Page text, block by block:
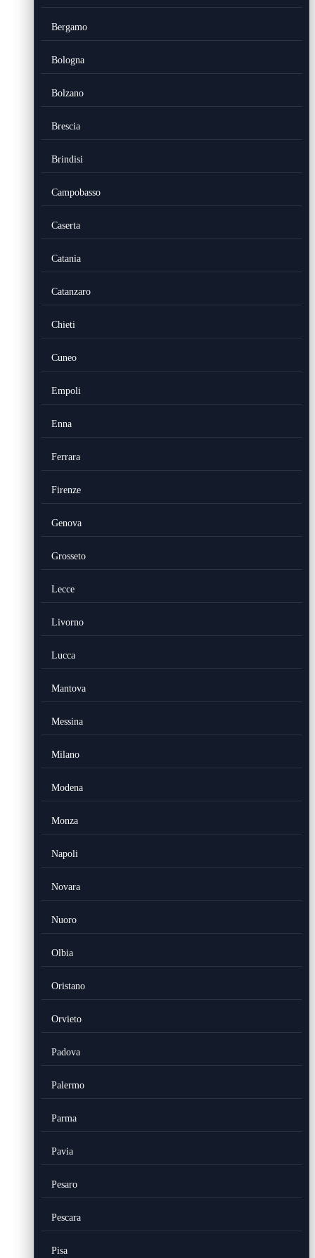
Bergamo
Bologna
Bolzano
Brescia
Brindisi
Campobasso
Caserta
Catania
Catanzaro
Chieti
Cuneo
Empoli
Enna
Ferrara
Firenze
Genova
Grosseto
Lecce
Livorno
Lucca
Mantova
Messina
Milano
Modena
Monza
Napoli
Novara
Nuoro
Olbia
Oristano
Orvieto
Padova
Palermo
Parma
Pavia
Pesaro
Pescara
Pisa